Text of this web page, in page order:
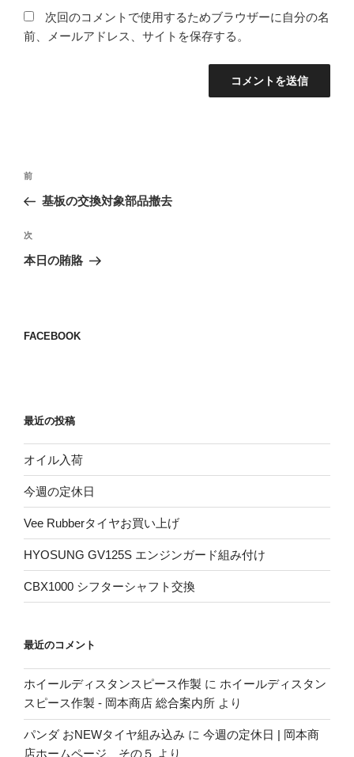
次回のコメントで使用するためブラウザーに自分の名
前、メールアドレス、サイトを保存する。
投
ナ
ビ
ゲ
ン
前
の
稿
前
基板の交換対象部品撤去
次
の
次
本日の賄賂
FACEBOOK
最近の投稿
オイル入荷
今週の定休日
Vee Rubberタイヤお買い上げ
HYOSUNG GV125S エンジンガード組み付け
CBX1000 シフターシャフト交換
最近のコメント
ホイールディスタンスピース作製 に ホイールディスタン
スピース作製 - 岡本商店 総合案内所 より
パンダ おNEWタイヤ組み込み に 今週の定休日 | 岡本商
店ホームページ、その５ より